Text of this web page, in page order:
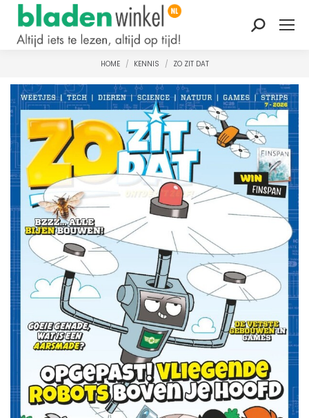
Zoeken:
Je bent hier:
HOME KENNIS ZO ZIT DAT